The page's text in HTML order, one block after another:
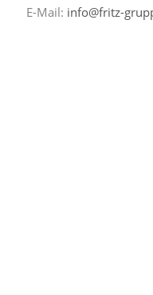
E-Mail: info@fritz-